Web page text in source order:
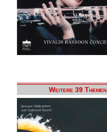
Weitere 39 Themen